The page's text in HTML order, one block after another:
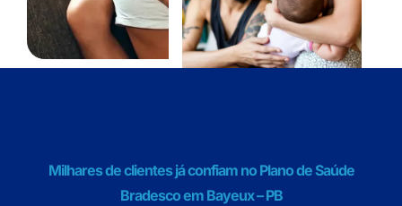
Milhares de clientes já confiam no Plano de Saúde
Bradesco em Bayeux – PB